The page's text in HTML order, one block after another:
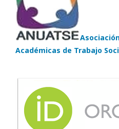
Académicas de Trabajo